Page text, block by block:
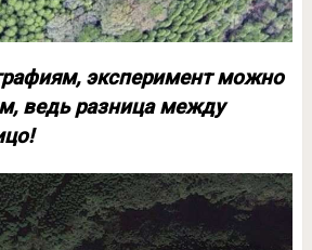
эксперимент можно
ведь разница между